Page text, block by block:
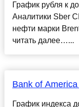
График рубля к
Аналитики Sber
нефти марки
читать далее…...
Bank of
График индекса